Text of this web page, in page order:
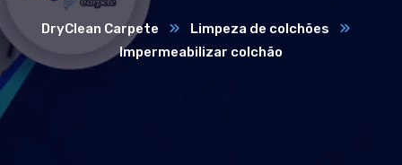
DryClean Carpete
Limpeza de colchões
Impermeabilizar colchão